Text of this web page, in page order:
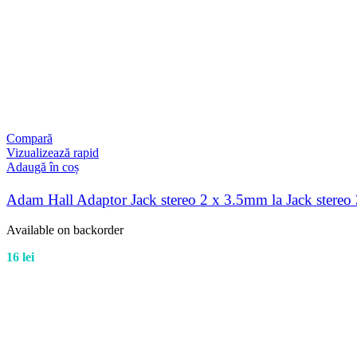
Compară
Vizualizează rapid
Adaugă în coș
Adam Hall Adaptor Jack stereo 2 x 3.5mm la Jack stereo
Available on backorder
16 lei